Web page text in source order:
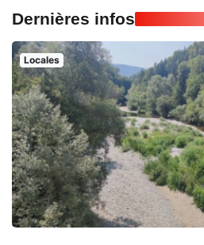
Dernières infos
Locales